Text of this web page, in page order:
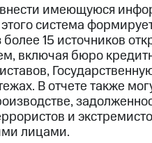
внести имеющуюся
система
15 источников
включая бюро
В отчете также
и
лицами.